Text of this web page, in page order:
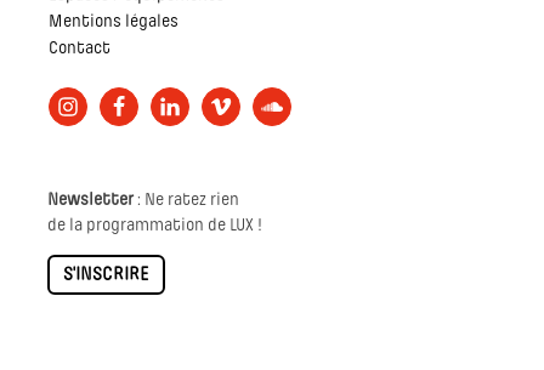
Mentions légales
Contact
Newsletter: Ne ratez rien
de la programmation de LUX !
S'INSCRIRE